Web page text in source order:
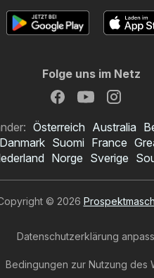
Folge uns im Netz
Österreich Australia
Danmark Suomi France
Norge Sverige
© 2026
Datenschutzerklärung
Bedingungen zur Nutzung des